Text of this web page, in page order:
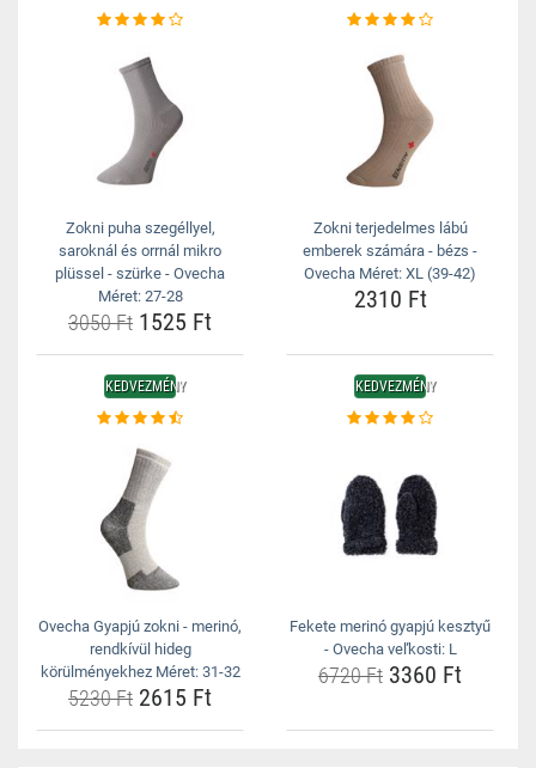
Zokni puha szegéllyel,
saroknál és orrnál mikro
plüssel - szürke - Ovecha
Méret: 27-28
3050 Ft 1525 Ft
Zokni terjedelmes lábú
emberek számára - bézs -
Ovecha Méret: XL (39-42)
2310 Ft
KEDVEZMÉNY
Ovecha Gyapjú zokni - merinó,
rendkívül hideg
körülményekhez Méret: 31-32
5230 Ft 2615 Ft
KEDVEZMÉNY
Fekete merinó gyapjú kesztyű
- Ovecha veľkosti: L
6720 Ft 3360 Ft